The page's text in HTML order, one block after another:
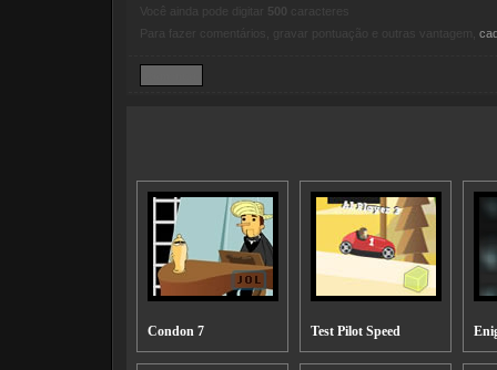
500
Para fazer comentários, gravar pontuação e outras vantagem,
Condon 7 Test Pilot Speed